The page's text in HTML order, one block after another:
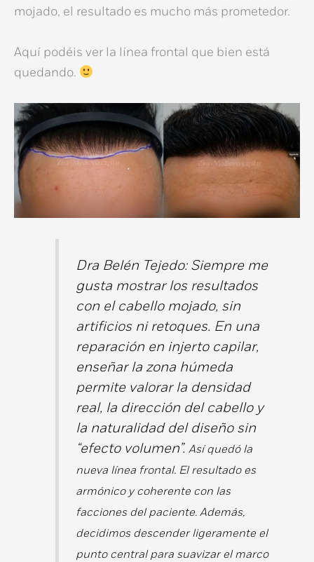
mojado, el resultado es mucho más prometedor.
Aquí podéis ver la línea frontal que bien está
quedando.
Dra Belén Tejedo: Siempre me
gusta mostrar los resultados
con el cabello mojado, sin
artificios ni retoques. En una
reparación en injerto capilar,
enseñar la zona húmeda
permite valorar la densidad
real, la dirección del cabello y
la naturalidad del diseño sin
“efecto volumen”.Así quedó la
nueva línea frontal. El resultado es
armónico y coherente con las
facciones del paciente. Además,
decidimos descender ligeramente el
punto central para suavizar el marco